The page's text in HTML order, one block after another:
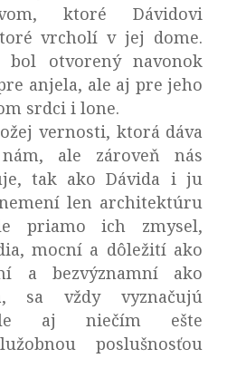
ktoré Dávidovi
vrcholí v jej dome.
bol otvorený navonok
anjela, ale aj pre jeho
srdci i lone.
vernosti, ktorá dáva
ale zároveň nás
tak ako Dávida i ju
len architektúru
priamo ich zmysel,
mocní a dôležití ako
a bezvýznamní ako
sa vždy vyznačujú
aj niečím ešte
poslušnosťou